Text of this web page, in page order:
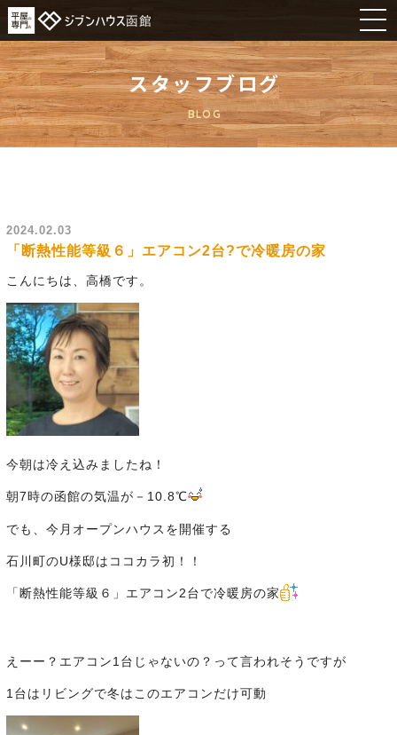
スタッフブログ
BLOG
2024.02.03
「断熱性能等級６」エアコン2台?で冷暖房の家
こんにちは、高橋です。
今朝は冷え込みましたね！
朝7時の函館の気温が－10.8℃
でも、今月オープンハウスを開催する
石川町のU様邸はココカラ初！！
「断熱性能等級６」エアコン2台で冷暖房の家
えーー？エアコン1台じゃないの？って言われそうですが
1台はリビングで冬はこのエアコンだけ可動